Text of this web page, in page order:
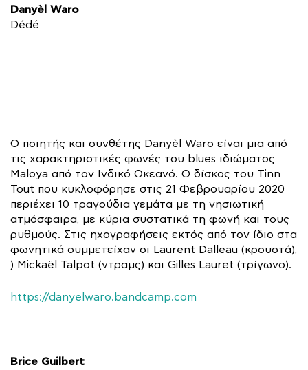
Danyèl Waro
Dédé
Ο ποιητής και συνθέτης Danyèl Waro είναι μια από
τις χαρακτηριστικές φωνές του blues ιδιώματος
Maloya από τον Ινδικό Ωκεανό. Ο δίσκος του Tinn
Tout που κυκλοφόρησε στις 21 Φεβρουαρίου 2020
περιέχει 10 τραγούδια γεμάτα με τη νησιωτική
ατμόσφαιρα, με κύρια συστατικά τη φωνή και τους
ρυθμούς. Στις ηχογραφήσεις εκτός από τον ίδιο στα
φωνητικά συμμετείχαν οι Laurent Dalleau (κρουστά),
) Mickaël Talpot (ντραμς) και Gilles Lauret (τρίγωνο).
https://danyelwaro.bandcamp.com
Brice Guilbert